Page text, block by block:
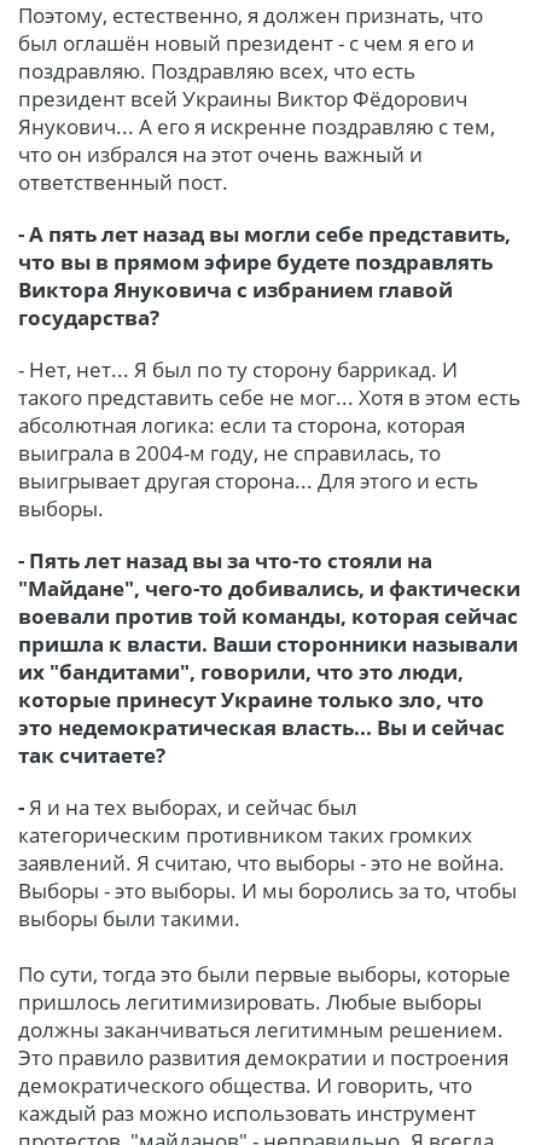
Поэтому, естественно, я должен признать, что
был оглашён новый президент - с чем я его и
поздравляю. Поздравляю всех, что есть
президент всей Украины Виктор Фёдорович
Янукович... А его я искренне поздравляю с тем,
что он избрался на этот очень важный и
ответственный пост.
- А пять лет назад вы могли себе представить,
что вы в прямом эфире будете поздравлять
Виктора Януковича с избранием главой
государства?
- Нет, нет... Я был по ту сторону баррикад. И
такого представить себе не мог... Хотя в этом есть
абсолютная логика: если та сторона, которая
выиграла в 2004-м году, не справилась, то
выигрывает другая сторона... Для этого и есть
выборы.
- Пять лет назад вы за что-то стояли на
"Майдане", чего-то добивались, и фактически
воевали против той команды, которая сейчас
пришла к власти. Ваши сторонники называли
их "бандитами", говорили, что это люди,
которые принесут Украине только зло, что
это недемократическая власть... Вы и сейчас
так считаете?
-Я и на тех выборах, и сейчас был
категорическим противником таких громких
заявлений. Я считаю, что выборы - это не война.
Выборы - это выборы. И мы боролись за то, чтобы
выборы были такими.
По сути, тогда это были первые выборы, которые
пришлось легитимизировать. Любые выборы
должны заканчиваться легитимным решением.
Это правило развития демократии и построения
демократического общества. И говорить, что
каждый раз можно использовать инструмент